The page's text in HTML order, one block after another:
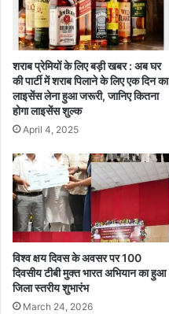
जी
का
शो
र
सु
वा
ई
शराब प्रेमियों के लिए बड़ी खबर : अब घर
की पार्टी में शराब पिलाने के लिए एक दिन का
लाइसेंस लेना हुआ जरूरी, जानिए कितना
होगा लाइसेंस शुल्क
April 4, 2025
विश्व क्षय दिवस के अवसर पर 100
दिवसीय टीबी मुक्त भारत अभियान का हुआ
जिला स्तरीय शुभारंभ
March 24, 2026